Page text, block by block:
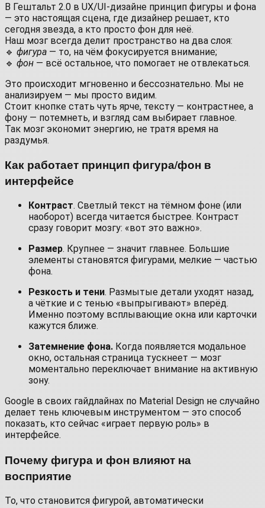
В Гештальт 2.0 в UX/UI-дизайне принцип фигуры и фона
— это настоящая сцена, где дизайнер решает, кто
сегодня звезда, а кто просто фон для неё.
Наш мозг всегда делит пространство на два слоя:
🔹 фигура — то, на чём фокусируется внимание;
🔹 фон — всё остальное, что помогает не отвлекаться.
Это происходит мгновенно и бессознательно. Мы не
анализируем — мы просто видим.
Стоит кнопке стать чуть ярче, тексту — контрастнее, а
фону — потемнеть, и взгляд сам выбирает главное.
Так мозг экономит энергию, не тратя время на
раздумья.
Как работает принцип фигура/фон в
интерфейсе
Контраст. Светлый текст на тёмном фоне (или
наоборот) всегда читается быстрее. Контраст
сразу говорит мозгу: «вот это важно».
Размер. Крупнее — значит главнее. Большие
элементы становятся фигурами, мелкие — частью
фона.
Резкость и тени. Размытые детали уходят назад,
а чёткие и с тенью «выпрыгивают» вперёд.
Именно поэтому всплывающие окна или карточки
кажутся ближе.
Затемнение фона. Когда появляется модальное
окно, остальная страница тускнеет — мозг
моментально переключает внимание на активную
зону.
Google в своих гайдлайнах по Material Design не случайно
делает тень ключевым инструментом — это способ
показать, кто сейчас «играет первую роль» в
интерфейсе.
Почему фигура и фон влияют на
восприятие
То, что становится фигурой, автоматически